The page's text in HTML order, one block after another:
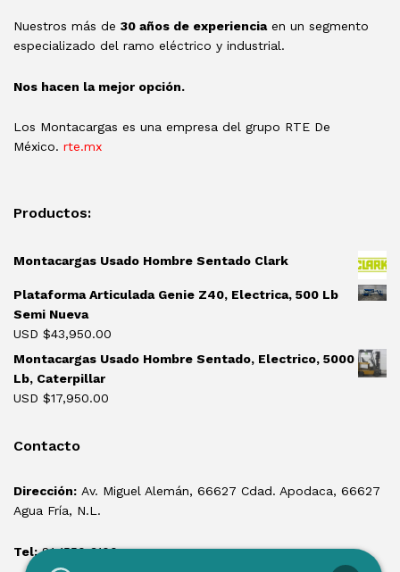
Nuestros más de 30 años de experienciaen un segmento
especializado del ramo eléctrico y industrial.
Nos hacen la mejor opción.
Los Montacargas es una empresa del grupo RTE De
México. rte.mx
Productos:
Montacargas Usado Hombre Sentado Clark
Plataforma Articulada Genie Z40, Electrica, 500 Lb
Semi Nueva
USD $43,950.00
Montacargas Usado Hombre Sentado, Electrico, 5000
Lb, Caterpillar
USD $17,950.00
Contacto
Dirección: Av. Miguel Alemán, 66627 Cdad. Apodaca, 66627
Agua Fría, N.L.
Tel:81 1550 3100